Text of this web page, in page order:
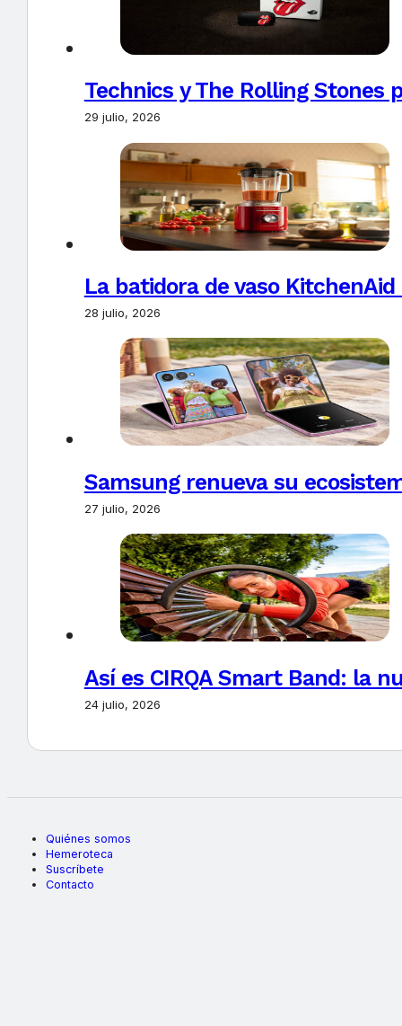
Technics y The Rolling Stones
29 julio, 2026
La batidora de vaso
28 julio, 2026
Samsung renueva su
27 julio, 2026
Así es CIRQA Smart Band: la
24 julio, 2026
Quiénes somos
Hemeroteca
Suscríbete
Contacto